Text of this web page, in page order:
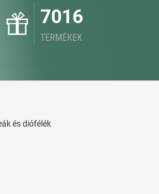
7016
TERMÉKEK
és diófélék